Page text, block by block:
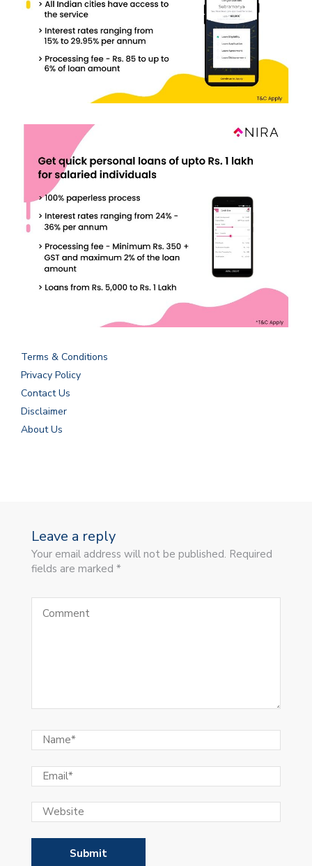
Terms & Conditions
Privacy Policy
Contact Us
Disclaimer
About Us
Leave a reply
Your email address will not be published. Required
fields are marked *